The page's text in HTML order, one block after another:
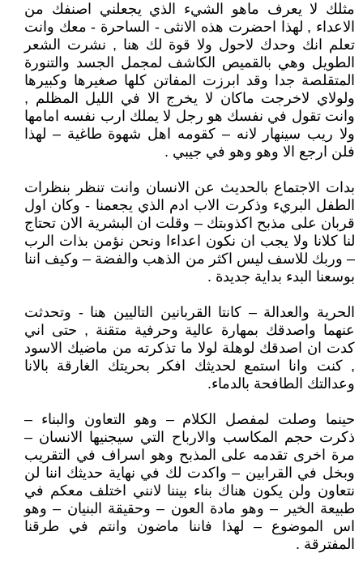
مثلك لا يعرف ماهو الشيء الذي يجعلني اصنفك من
الاعداء , لهذا احضرت هذه الانثى - الساحرة - معك وانت
تعلم انك وحدك لاحول ولا قوة لك هنا , نشرت الشعر
الطويل وهي بالقميص الكاشف لمجمل الجسد والتنورة
المتقلصة جدا وقد ابرزت المفاتن كلها صغيرها وكبيرها
ولولاي لاخرجت ماكان لا يخرج الا في الليل المظلم ,
وانت تقول في نفسك هو رجل لا يملك ارب نفسه امامها
ولا ريب سينهار لانه – كقومه اهل شهوة طاغية – لهذا
فلن ارجع الا وهو وهو في جيبي .
بدات الاجتماع بالحديث عن الانسان وانت تنظر بنظرات
الطفل البريء وذكرت الاب ادم الذي يجعمنا - وكان اول
قربان على مذبح اكذوبتك – وقلت ان البشرية الان تحتاج
لنا كلانا ولا يجب ان نكون اعداءا ونحن نؤمن بذات الرب
– وربك للاسف ليس اكثر من الذهب والفضة – وكيف اننا
بوسعنا البدء بداية جديدة .
الحرية والعدالة – كانتا القربانين التاليين هنا - وتحدثت
عنهما واصدقك بمهارة عالية وحرفية متقنة , حتى اني
كدت ان اصدقك لوهلة لولا ما تذكرته من ماضيك الاسود
, كنت وانا استمع لحديثك افكر بحريتك الغارقة بالانا
وعدالتك الطافحة بالدماء.
حينما وصلت لمفصل الكلام – وهو التعاون والبناء –
ذكرت حجم المكاسب والارباح التي سيجنيها الانسان –
مرة اخرى تقدمه على المذبح وهو اسراف في التقريب
وبخل في القرابين – واكدت لك في نهاية حديثك اننا لن
نتعاون ولن يكون هناك بناء بيننا لانني اختلف معكم في
طبيعة الخير – وهو مادة العون – وحقيقة البنيان – وهو
اس الموضوع – لهذا فاننا ماضون وانتم في طرقنا
المفترقة .